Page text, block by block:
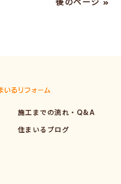
後のページ »
施工までの流れ・Q&A
住まいるブログ